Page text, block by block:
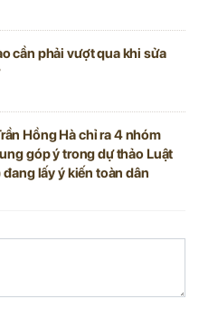
cần phải vượt qua khi sửa
Hồng Hà chỉ ra 4 nhóm
góp ý trong dự thảo Luật
lấy ý kiến toàn dân